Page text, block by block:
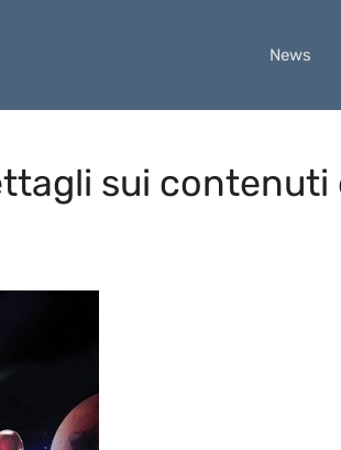
News
sui contenuti